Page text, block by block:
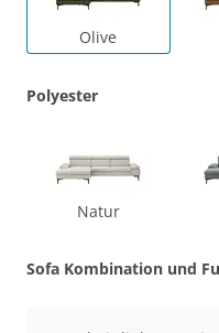
Olive
Polyester
Natur
Sofa Kombination und